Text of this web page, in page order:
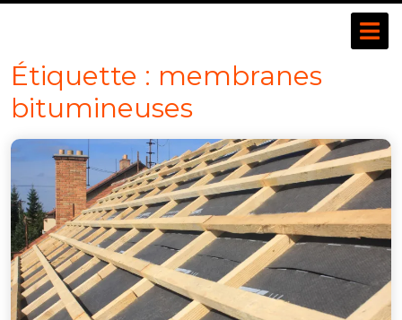
Étiquette : membranes
bitumineuses